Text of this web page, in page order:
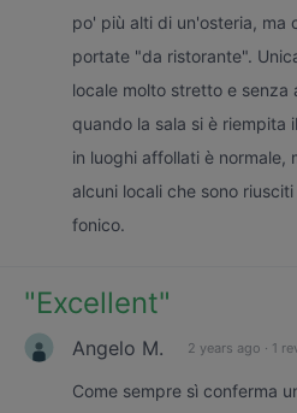
po' più alti di un'osteria, ma
portate "da ristorante".
locale molto stretto e
quando la sala si è riempita
in luoghi affollati è normale,
alcuni locali che sono
fonico.
"Excellent"
Angelo M. 2 years ago · 1
Come sempre sì conferma